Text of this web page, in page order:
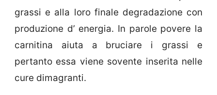
grassi e alla loro finale degradazione con
produzione d’ energia. In parole povere la
carnitina aiuta a bruciare i grassi e
pertanto essa viene sovente inserita nelle
cure dimagranti.